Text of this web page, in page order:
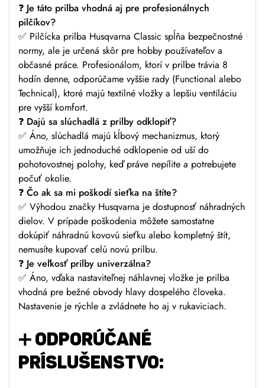
❓ Je táto prilba vhodná aj pre profesionálnych
pilčíkov?
✅ Pilčícka prilba Husqvarna Classic spĺňa bezpečnostné
normy, ale je určená skôr pre hobby používateľov a
občasné práce. Profesionálom, ktorí v prilbe trávia 8
hodín denne, odporúčame vyššie rady (Functional alebo
Technical), ktoré majú textilné vložky a lepšiu ventiláciu
pre vyšší komfort.
❓ Dajú sa slúchadlá z prilby odklopiť?
✅ Áno, slúchadlá majú kĺbový mechanizmus, ktorý
umožňuje ich jednoduché odklopenie od uší do
pohotovostnej polohy, keď práve nepílite a potrebujete
počuť okolie.
❓ Čo ak sa mi poškodí sieťka na štíte?
✅ Výhodou značky Husqvarna je dostupnosť náhradných
dielov. V prípade poškodenia môžete samostatne
dokúpiť náhradnú kovovú sieťku alebo kompletný štít,
nemusíte kupovať celú novú prilbu.
❓ Je veľkosť prilby univerzálna?
✅ Áno, vďaka nastaviteľnej náhlavnej vložke je prilba
vhodná pre bežné obvody hlavy dospelého človeka.
Nastavenie je rýchle a zvládnete ho aj v rukaviciach.
➕ ODPORÚČANÉ
PRÍSLUŠENSTVO: